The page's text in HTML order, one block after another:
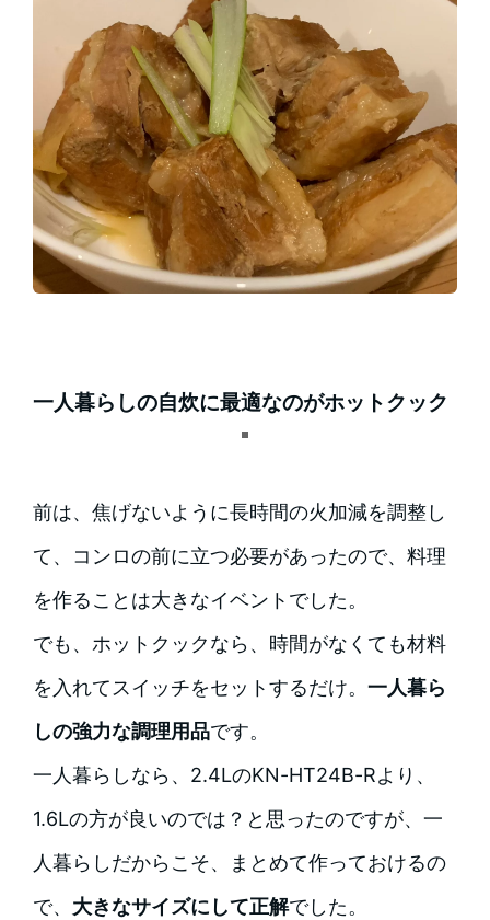
一人暮らしの自炊に最適なのがホットクック
前は、焦げないように長時間の火加減を調整し
て、コンロの前に立つ必要があったので、料理
を作ることは大きなイベントでした。
でも、ホットクックなら、時間がなくても材料
を入れてスイッチをセットするだけ。 一人暮ら
しの強力な調理用品です。
一人暮らしなら、2.4LのKN-HT24B-Rより、
1.6Lの方が良いのでは？と思ったのですが、一
人暮らしだからこそ、まとめて作っておけるの
で、 大きなサイズにして正解でした。